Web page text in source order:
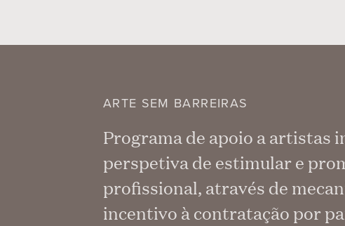
ARTE SEM BARREIRAS
Programa de apoio a artistas
perspetiva de estimular e
profissional, através de
incentivo à contratação por